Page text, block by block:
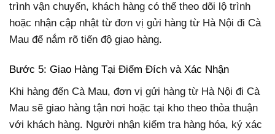
trình vận chuyển, khách hàng có thể theo dõi lộ trình
hoặc nhận cập nhật từ đơn vị gửi hàng từ Hà Nội đi Cà
Mau để nắm rõ tiến độ giao hàng.
Bước 5: Giao Hàng Tại Điểm Đích và Xác Nhận
Khi hàng đến Cà Mau, đơn vị gửi hàng từ Hà Nội đi Cà
Mau sẽ giao hàng tận nơi hoặc tại kho theo thỏa thuận
với khách hàng. Người nhận kiểm tra hàng hóa, ký xác